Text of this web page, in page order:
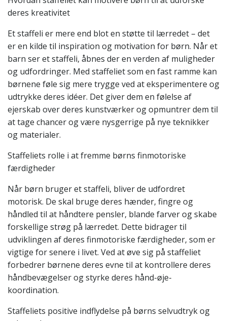
deres kreativitet
Et staffeli er mere end blot en støtte til lærredet – det
er en kilde til inspiration og motivation for børn. Når et
barn ser et staffeli, åbnes der en verden af muligheder
og udfordringer. Med staffeliet som en fast ramme kan
børnene føle sig mere trygge ved at eksperimentere og
udtrykke deres idéer. Det giver dem en følelse af
ejerskab over deres kunstværker og opmuntrer dem til
at tage chancer og være nysgerrige på nye teknikker
og materialer.
Staffeliets rolle i at fremme børns finmotoriske
færdigheder
Når børn bruger et staffeli, bliver de udfordret
motorisk. De skal bruge deres hænder, fingre og
håndled til at håndtere pensler, blande farver og skabe
forskellige strøg på lærredet. Dette bidrager til
udviklingen af deres finmotoriske færdigheder, som er
vigtige for senere i livet. Ved at øve sig på staffeliet
forbedrer børnene deres evne til at kontrollere deres
håndbevægelser og styrke deres hånd-øje-
koordination.
Staffeliets positive indflydelse på børns selvudtryk og